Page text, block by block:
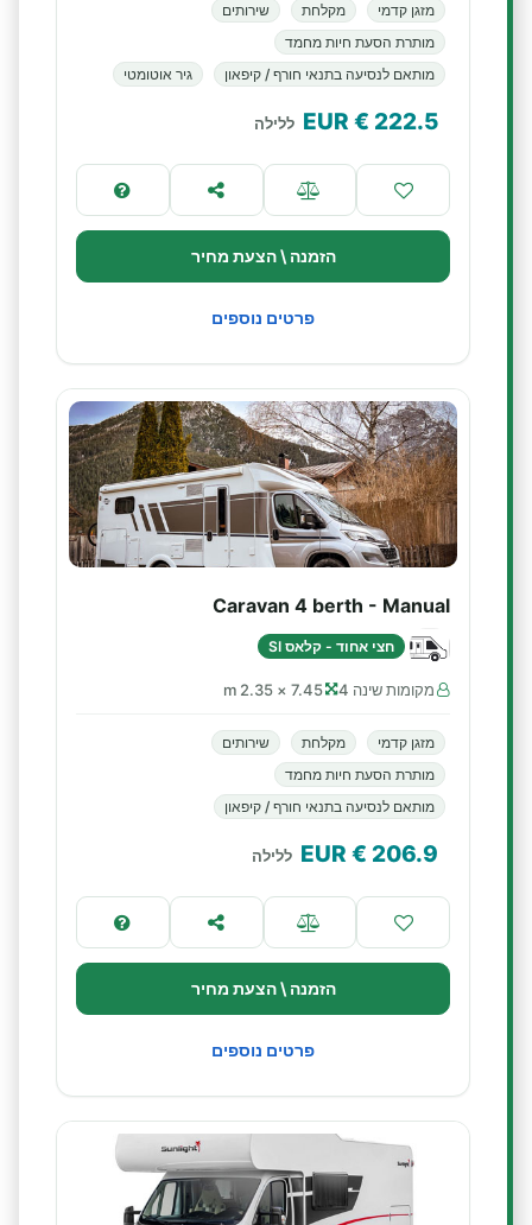
מזגן קדמי מקלחת
שירותים
מותרת הסעת חיות מחמד
מותאם לנסיעה בתנאי חורף / קיפאון
גיר אוטומטי
222.5
€ EUR ללילה
הזמנה \ הצעת מחיר
פרטים נוספים
Caravan 4 berth - Manual
חצי אחוד - קלאס SI
מקומות שינה 4 7.45 × 2.35 m
מזגן קדמי מקלחת
שירותים
מותרת הסעת חיות מחמד
מותאם לנסיעה בתנאי חורף / קיפאון
206.9
€ EUR ללילה
הזמנה \ הצעת מחיר
פרטים נוספים